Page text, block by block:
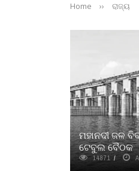
Home ›› ରାଜ୍ୟ
ମହାନଦୀ ଜଳ
ଟେବୁଲ ବୈଠକ
14871